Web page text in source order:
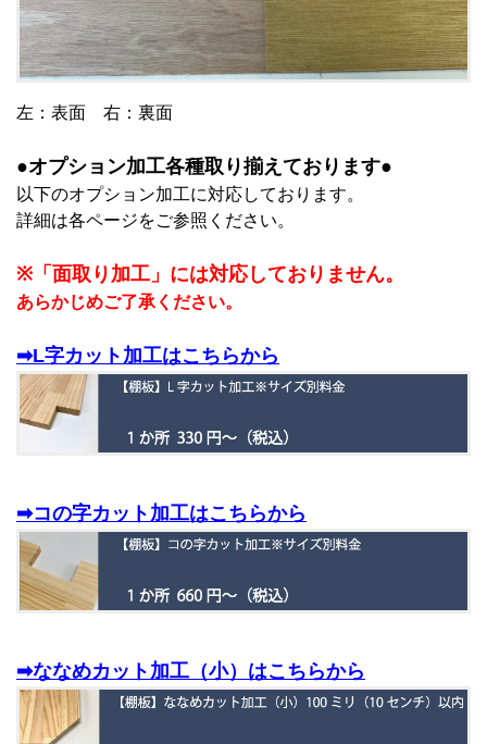
左：表面 右：裏面
●オプション加工各種取り揃えております●
以下のオプション加工に対応しております。
詳細は各ページをご参照ください。
※ 「面取り加工」には対応しておりません。
あらかじめご了承ください。
➡L字カット加工はこちらから
➡コの字カット加工はこちらから
➡ななめカット加工（小）はこちらから